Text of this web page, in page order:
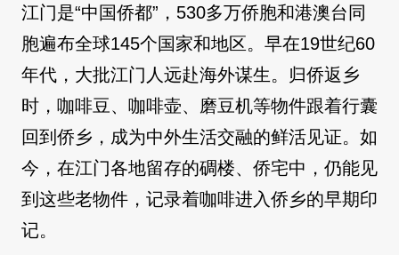
江门是“中国侨都”，530多万侨胞和港澳台同
胞遍布全球145个国家和地区。早在19世纪60
年代，大批江门人远赴海外谋生。归侨返乡
时，咖啡豆、咖啡壶、磨豆机等物件跟着行囊
回到侨乡，成为中外生活交融的鲜活见证。如
今，在江门各地留存的碉楼、侨宅中，仍能见
到这些老物件，记录着咖啡进入侨乡的早期印
记。